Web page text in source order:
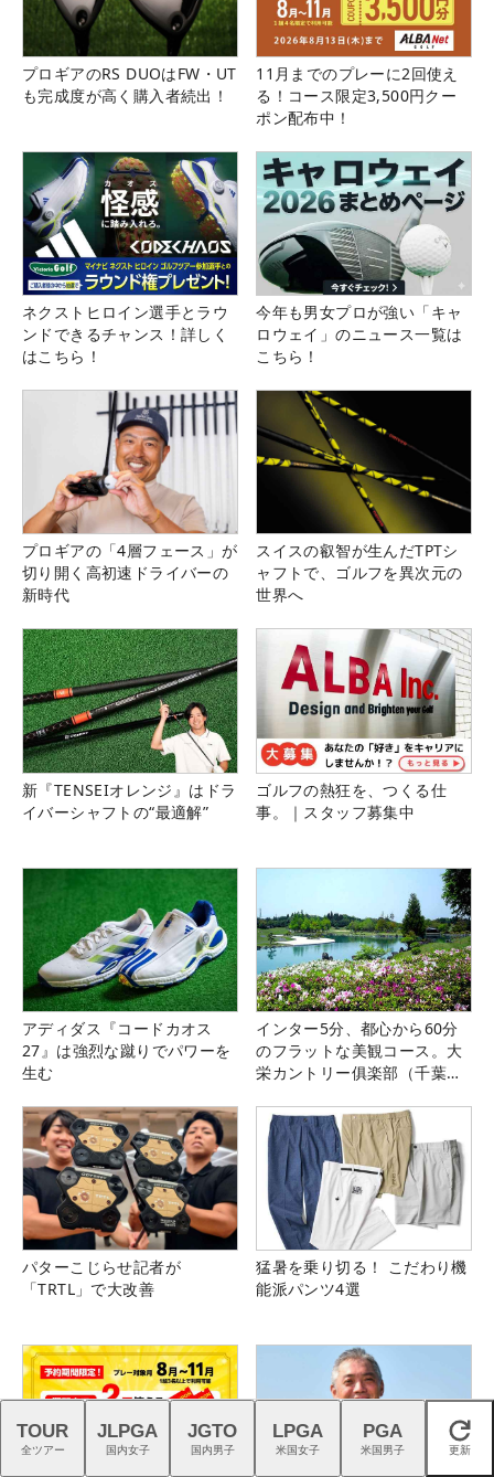
プロギアのRS DUOはFW・UT
も完成度が高く購入者続出！
11月までのプレーに2回使え
る！コース限定3,500円クー
ポン配布中！
ネクストヒロイン選手とラウ
ンドできるチャンス！詳しく
はこちら！
今年も男女プロが強い「キャ
ロウェイ」のニュース一覧は
こちら！
プロギアの「4層フェース」が
切り開く高初速ドライバーの
新時代
スイスの叡智が生んだTPTシ
ャフトで、ゴルフを異次元の
世界へ
新『TENSEIオレンジ』はドラ
イバーシャフトの“最適解”
ゴルフの熱狂を、つくる仕
事。｜スタッフ募集中
アディダス『コードカオス
27』は強烈な蹴りでパワーを
生む
インター5分、都心から60分
のフラットな美観コース。大
栄カントリー俱楽部（千葉
パターこじらせ記者が
「TRTL」で大改善
猛暑を乗り切る！ こだわり機
能派パンツ4選
閉じる
TOUR
全ツアー
JLPGA
国内女子
JGTO
国内男子
LPGA
米国女子
PGA
米国男子 更新